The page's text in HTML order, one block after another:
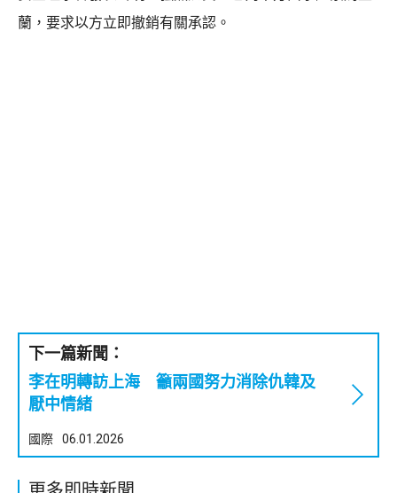
蘭，要求以方立即撤銷有關承認。
下一篇新聞：
李在明轉訪上海 籲兩國努力消除仇韓及
厭中情緒
國際 06.01.2026